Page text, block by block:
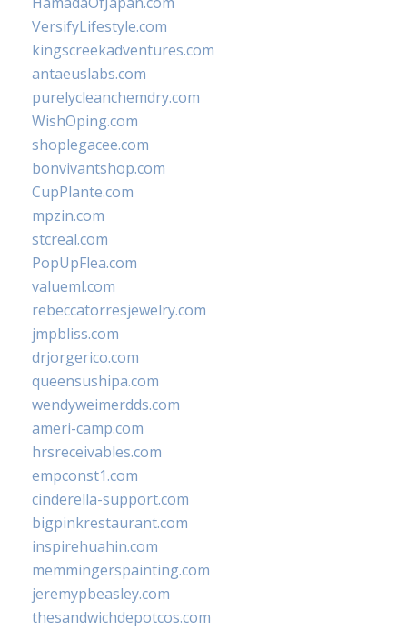
VersifyLifestyle.com
kingscreekadventures.com
antaeuslabs.com
purelycleanchemdry.com
WishOping.com
shoplegacee.com
bonvivantshop.com
CupPlante.com
mpzin.com
stcreal.com
PopUpFlea.com
valueml.com
rebeccatorresjewelry.com
jmpbliss.com
drjorgerico.com
queensushipa.com
wendyweimerdds.com
ameri-camp.com
hrsreceivables.com
empconst1.com
cinderella-support.com
bigpinkrestaurant.com
inspirehuahin.com
memmingerspainting.com
jeremypbeasley.com
thesandwichdepotcos.com